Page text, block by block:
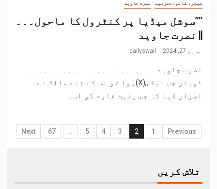
فیچر، کالم،تجزئیے نصرت جاوید
’’”سوشل میڈیا پر کنٹرول کا ماحول۔۔۔
|| نصرت جاوید
مارچ 27, 2024 dailyswail
نصرت جاوید ۔۔۔۔۔۔۔۔۔۔۔۔۔۔۔۔۔۔۔۔۔۔۔۔۔۔
ٹویٹر جب ایکس(X)ہوا تو اس کے نئے مالک نے
اصرار کیا کہ جس پلیٹ فارم کو اس...
Previous
1
2
3
4
5
…
67
Next
تلاش کریں